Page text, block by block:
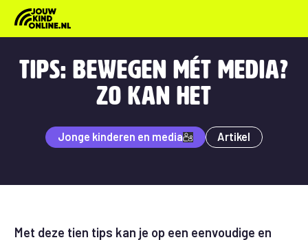
Informatie & Tips
Tips: Bewegen mét media?
Zo kan het
Jonge kinderen en media Artikel
Met deze tien tips kan je op een eenvoudige en